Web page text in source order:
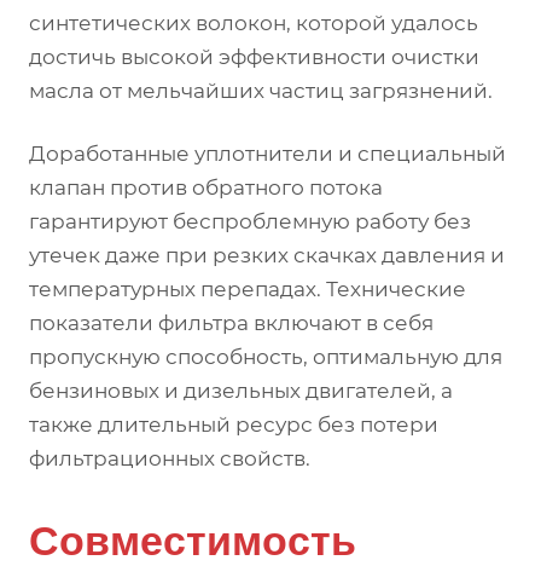
синтетических волокон, которой удалось
достичь высокой эффективности очистки
масла от мельчайших частиц загрязнений.
Доработанные уплотнители и специальный
клапан против обратного потока
гарантируют беспроблемную работу без
утечек даже при резких скачках давления и
температурных перепадах. Технические
показатели фильтра включают в себя
пропускную способность, оптимальную для
бензиновых и дизельных двигателей, а
также длительный ресурс без потери
фильтрационных свойств.
Совместимость